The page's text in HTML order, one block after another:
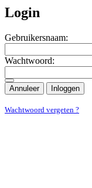
Login
Gebruikersnaam:
Wachtwoord:
Annuleer Inloggen
Wachtwoord vergeten ?